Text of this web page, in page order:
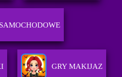
GRY MAKIJAZ